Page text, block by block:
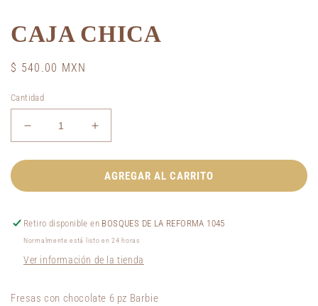
1
en
ventana
modal
CAJA CHICA
Precio
$ 540.00 MXN
Cantidad
Reducir
cantidad
para
CHICA
Aumentar
cantidad
para
CAJA
CHICA
AGREGAR AL CARRITO
Retiro disponible en BOSQUES DE LA REFORMA 1045
Normalmente está listo en 24 horas
Ver información de la tienda
Fresas con chocolate 6 pz Barbie